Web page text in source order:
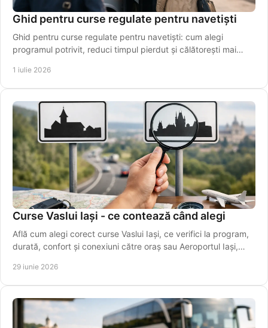
Ghid pentru curse regulate pentru navetiști
Ghid pentru curse regulate pentru navetiști: cum alegi
programul potrivit, reduci timpul pierdut și călătorești mai
1 iulie 2026
Curse Vaslui Iași - ce contează când alegi
Află cum alegi corect curse Vaslui Iași, ce verifici la program,
durată, confort și conexiuni către oraș sau Aeroportul Iași,
29 iunie 2026